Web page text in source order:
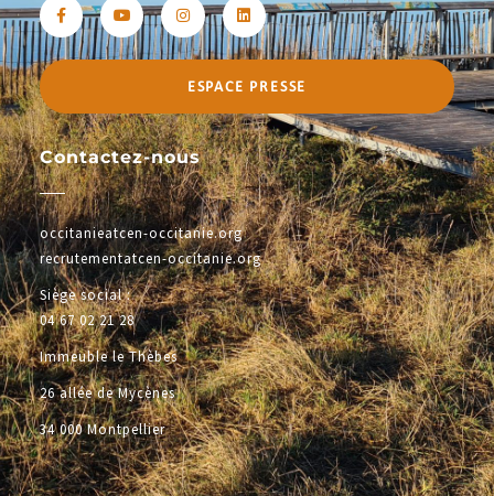
ESPACE PRESSE
Contactez-nous
occitanieatcen-occitanie.org
recrutementatcen-occitanie.org
Siège social :
04 67 02 21 28
Immeuble le Thèbes
26 allée de Mycènes
34 000 Montpellier